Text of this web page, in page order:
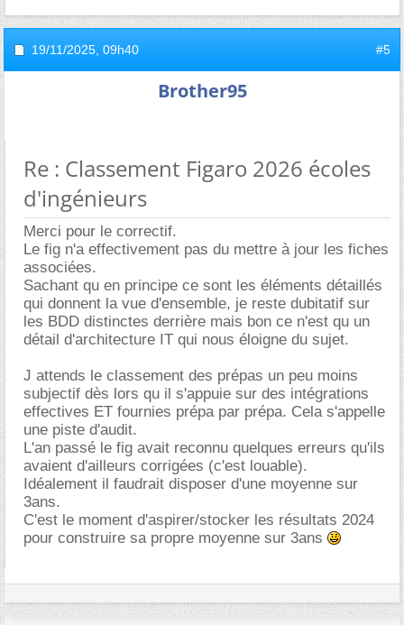
19/11/2025, 09h40 #5
Brother95
Re : Classement Figaro 2026 écoles
d'ingénieurs
Merci pour le correctif.
Le fig n'a effectivement pas du mettre à jour les fiches
associées.
Sachant qu en principe ce sont les éléments détaillés
qui donnent la vue d'ensemble, je reste dubitatif sur
les BDD distinctes derrière mais bon ce n'est qu un
détail d'architecture IT qui nous éloigne du sujet.
J attends le classement des prépas un peu moins
subjectif dès lors qu il s'appuie sur des intégrations
effectives ET fournies prépa par prépa. Cela s'appelle
une piste d'audit.
L'an passé le fig avait reconnu quelques erreurs qu'ils
avaient d'ailleurs corrigées (c'est louable).
Idéalement il faudrait disposer d'une moyenne sur
3ans.
C'est le moment d'aspirer/stocker les résultats 2024
pour construire sa propre moyenne sur 3ans